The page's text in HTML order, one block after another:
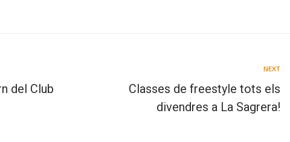
del Club
NEXT
Classes de freestyle tots els
divendres a La Sagrera!